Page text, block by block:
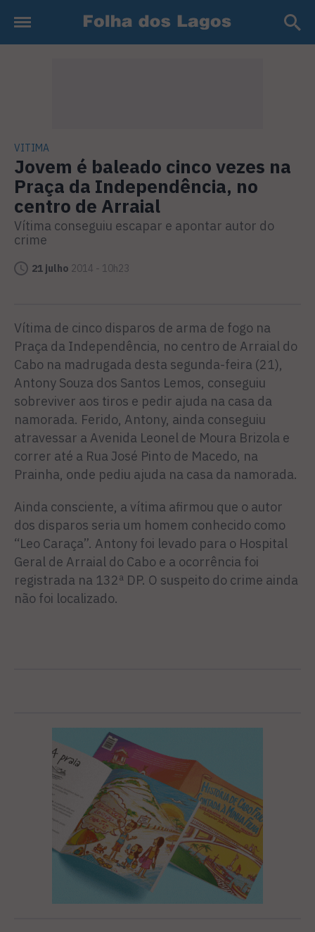
VITIMA
Jovem é baleado cinco vezes na
Praça da Independência, no
centro de Arraial
Vítima conseguiu escapar e apontar autor do
crime
21 julho 2014 - 10h23
Vítima de cinco disparos de arma de fogo na
Praça da Independência, no centro de Arraial do
Cabo na madrugada desta segunda-feira (21),
Antony Souza dos Santos Lemos, conseguiu
sobreviver aos tiros e pedir ajuda na casa da
namorada. Ferido, Antony, ainda conseguiu
atravessar a Avenida Leonel de Moura Brizola e
correr até a Rua José Pinto de Macedo, na
Prainha, onde pediu ajuda na casa da namorada.
Ainda consciente, a vítima afirmou que o autor
dos disparos seria um homem conhecido como
“Leo Caraça”. Antony foi levado para o Hospital
Geral de Arraial do Cabo e a ocorrência foi
registrada na 132ª DP. O suspeito do crime ainda
não foi localizado.